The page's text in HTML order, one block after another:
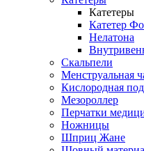
Катетеры
Катетер
Нелатона
Скальпели
Менструальная
Кислородная
Мезороллер
Перчатки
Ножницы
Шприц Жане